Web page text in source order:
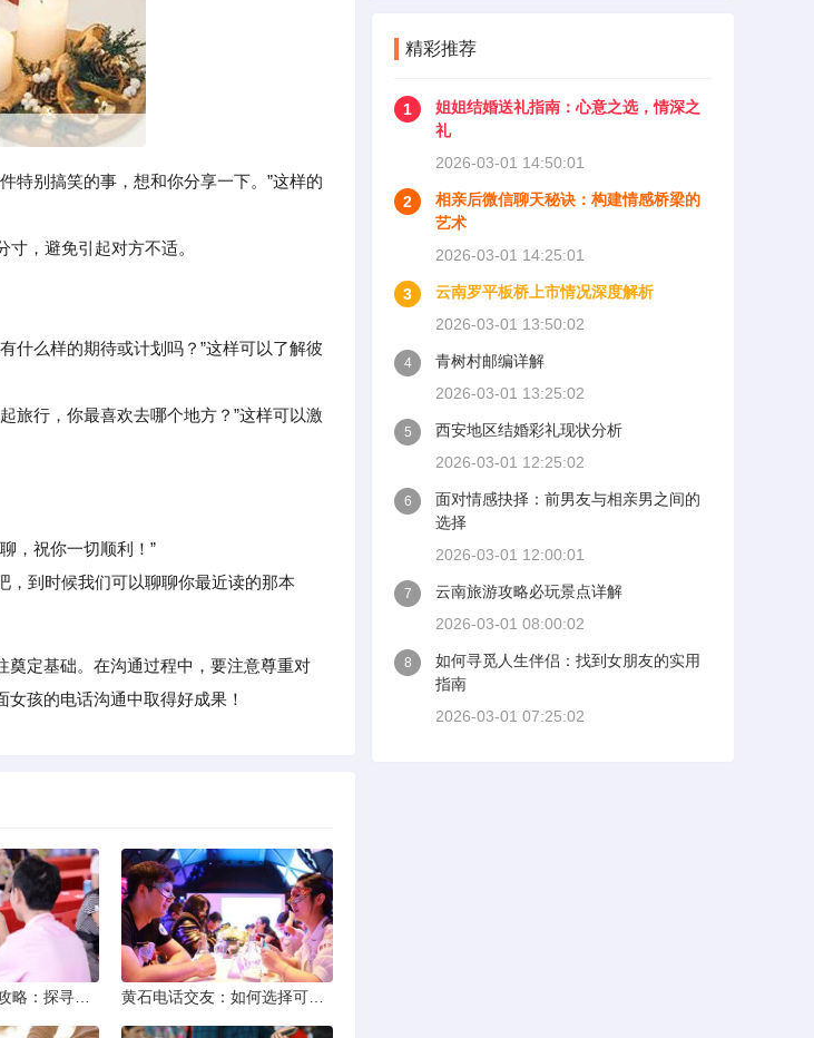
特别搞笑的事，想和你分享一下。”这样的
，避免引起对方不适。
什么样的期待或计划吗？”这样可以了解彼
行，你最喜欢去哪个地方？”这样可以激
，祝你一切顺利！”
到时候我们可以聊聊你最近读的那本
定基础。在沟通过程中，要注意尊重对
孩的电话沟通中取得好成果！
精彩推荐
1
姐姐结婚送礼指南：心意之选，情深之
礼
2026-03-01 14:50:01
2
相亲后微信聊天秘诀：构建情感桥梁的
艺术
2026-03-01 14:25:01
3
云南罗平板桥上市情况深度解析
2026-03-01 13:50:02
4
青树村邮编详解
2026-03-01 13:25:02
5
西安地区结婚彩礼现状分析
2026-03-01 12:25:02
6
面对情感抉择：前男友与相亲男之间的
选择
2026-03-01 12:00:01
7
云南旅游攻略必玩景点详解
2026-03-01 08:00:02
8
如何寻觅人生伴侣：找到女朋友的实用
指南
2026-03-01 07:25:02